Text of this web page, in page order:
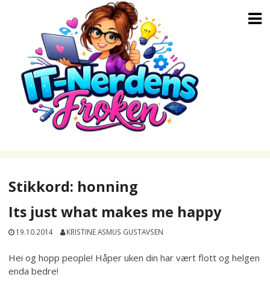
Stikkord: honning
Its just what makes me happy
19.10.2014 KRISTINE ASMUS GUSTAVSEN
Hei og hopp people! Håper uken din har vært flott og helgen
enda bedre!